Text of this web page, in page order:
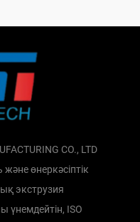
CO., LTD
өнеркәсіптік
экструзия
үнемдейтін, ISO